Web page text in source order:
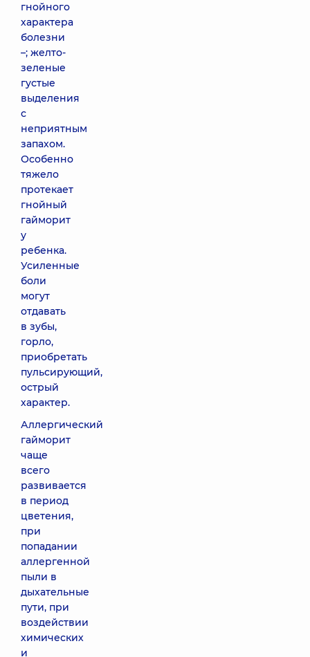
гнойного
характера
болезни
–; желто-
зеленые
густые
выделения
с
неприятным
запахом.
Особенно
тяжело
протекает
гнойный
гайморит
у
ребенка.
Усиленные
боли
могут
отдавать
в зубы,
горло,
приобретать
пульсирующий,
острый
характер.
Аллергический
гайморит
чаще
всего
развивается
в период
цветения,
при
попадании
аллергенной
пыли в
дыхательные
пути, при
воздействии
химических
и